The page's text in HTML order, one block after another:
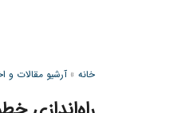
خانه »آرشیو مقالات و